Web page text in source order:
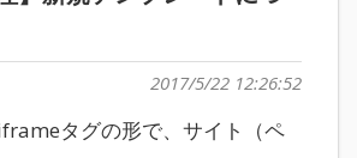
2017/5/22 12:26:52
タグの形で、サイト（ペ